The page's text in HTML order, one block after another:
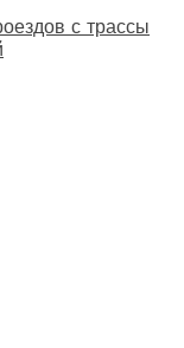
с трассы